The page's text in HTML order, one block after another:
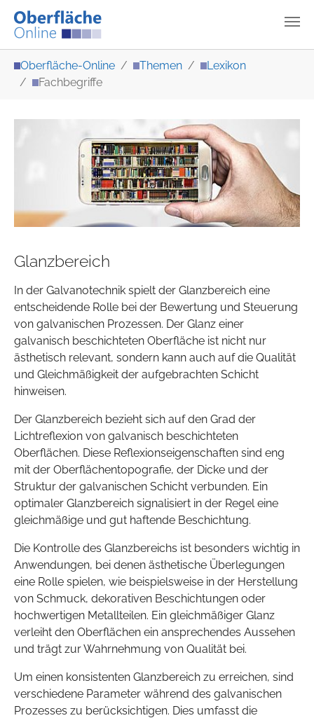
Oberfläche-Online Themen
Lexikon
Fachbegriffe
Glanzbereich
In der Galvanotechnik spielt der Glanzbereich eine
entscheidende Rolle bei der Bewertung und Steuerung
von galvanischen Prozessen. Der Glanz einer
galvanisch beschichteten Oberfläche ist nicht nur
ästhetisch relevant, sondern kann auch auf die Qualität
und Gleichmäßigkeit der aufgebrachten Schicht
hinweisen.
Der Glanzbereich bezieht sich auf den Grad der
Lichtreflexion von galvanisch beschichteten
Oberflächen. Diese Reflexionseigenschaften sind eng
mit der Oberflächentopografie, der Dicke und der
Struktur der galvanischen Schicht verbunden. Ein
optimaler Glanzbereich signalisiert in der Regel eine
gleichmäßige und gut haftende Beschichtung.
Die Kontrolle des Glanzbereichs ist besonders wichtig in
Anwendungen, bei denen ästhetische Überlegungen
eine Rolle spielen, wie beispielsweise in der Herstellung
von Schmuck, dekorativen Beschichtungen oder
hochwertigen Metallteilen. Ein gleichmäßiger Glanz
verleiht den Oberflächen ein ansprechendes Aussehen
und trägt zur Wahrnehmung von Qualität bei.
Um einen konsistenten Glanzbereich zu erreichen, sind
verschiedene Parameter während des galvanischen
Prozesses zu berücksichtigen. Dies umfasst die